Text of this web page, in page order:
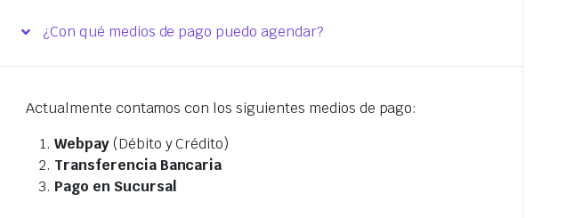
¿Con qué medios de pago puedo agendar?
Actualmente contamos con los siguientes medios de pago:
Webpay(Débito y Crédito)
Transferencia Bancaria
Pago en Sucursal